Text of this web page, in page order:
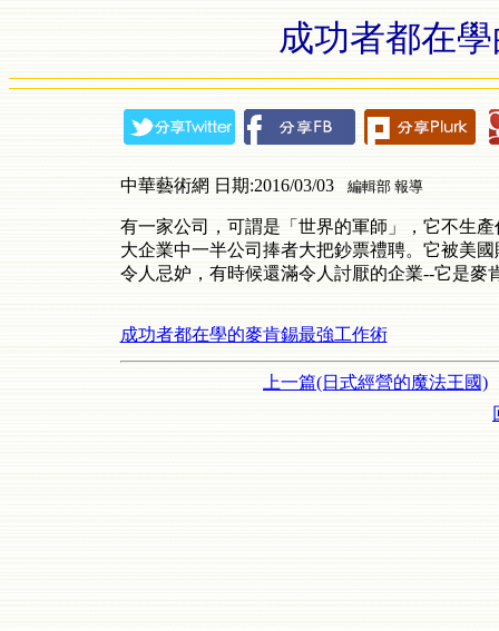
成功者都在
中華藝術網 日期:2016/03/03 編輯部 報導
有一家公司，可謂是「世界的軍師」，它不生
大企業中一半公司捧者大把鈔票禮聘。它被美
令人忌妒，有時候還滿令人討厭的企業--它是麥
成功者都在學的麥肯錫最強工作術
上一篇(日式經營的魔法王國)